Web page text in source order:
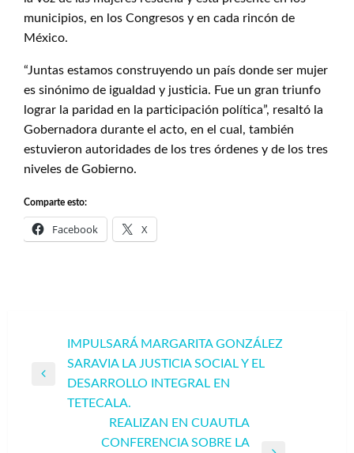
municipios, en los Congresos y en cada rincón de
México.
“Juntas estamos construyendo un país donde ser mujer
es sinónimo de igualdad y justicia. Fue un gran triunfo
lograr la paridad en la participación política”, resaltó la
Gobernadora durante el acto, en el cual, también
estuvieron autoridades de los tres órdenes y de los tres
niveles de Gobierno.
Comparte esto:
Facebook X
Navegación
de
entradas
Entrada
anterior
IMPULSARÁ MARGARITA GONZÁLEZ
SARAVIA LA JUSTICIA SOCIAL Y EL
DESARROLLO INTEGRAL EN
TETECALA.
REALIZAN EN CUAUTLA
CONFERENCIA SOBRE LA